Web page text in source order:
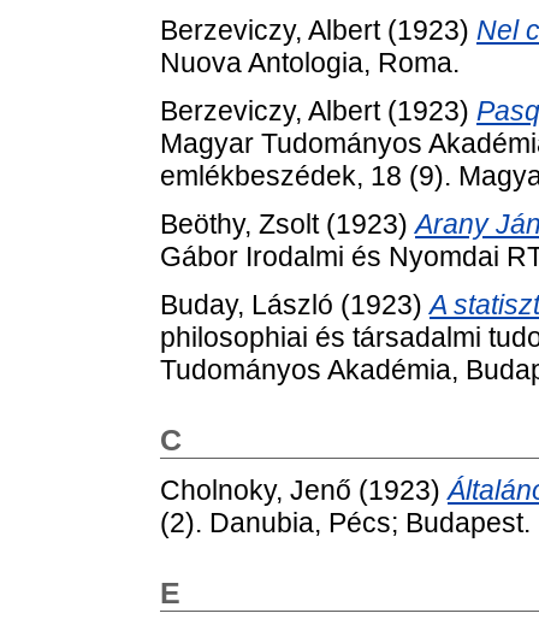
Berzeviczy, Albert(1923) Nel
Nuova Antologia, Roma.
Berzeviczy, Albert(1923)
Magyar Tudományos
emlékbeszédek, 18 (9).
Beöthy, Zsolt(1923)Arany
Gábor Irodalmi és Nyomdai
Buday, László (1923)A
philosophiai és társadalmi
Tudományos Akadémia,
C
Cholnoky, Jenő (1923)
(2). Danubia, Pécs; Budapest.
E